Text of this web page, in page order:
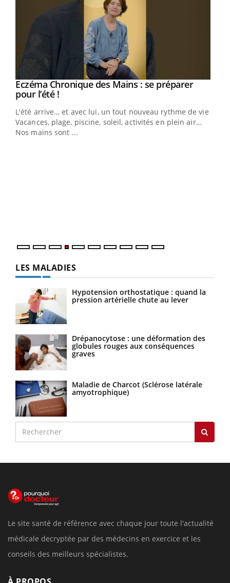
Youtube
Eczéma Chronique des Mains : se préparer
pour l’été !Youtube
L'été arrive… et avec lui, un tout nouveau rythme de vie !
Vacances, plage, piscine, soleil, activités en plein air…
Nos mains sont ...
LES MALADIES
Hypotension orthostatique : quand la
pression artérielle chute au lever
Drépanocytose : une déformation des
globules rouges aux conséquences
graves
Maladie de Charcot (Sclérose latérale
amyotrophique)
Le site santé de référence avec chaque jour toute l'actualité
médicale decryptée par des médecins en exercice et les
conseils des meilleurs spécialistes.